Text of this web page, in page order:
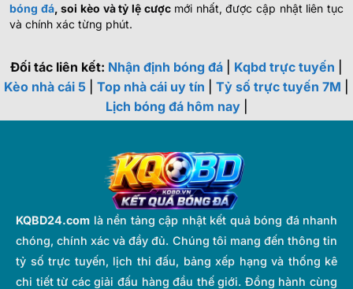
bóng đá, soi kèo và tỷ lệ cượcmới nhất, được cập nhật liên tục
và chính xác từng phút.
Đối tác liên kết: Nhận định bóng đá Kqbd trực tuyến
Kèo nhà cái 5
Top nhà cái uy tín Tỷ số trực tuyến 7M
Lịch bóng đá hôm nay|
KQBD24.com là nền tảng cập nhật kết quả bóng đá nhanh
chóng, chính xác và đầy đủ. Chúng tôi mang đến thông tin
tỷ số trực tuyến, lịch thi đấu, bảng xếp hạng và thống kê
chi tiết từ các giải đấu hàng đầu thế giới. Đồng hành cùng